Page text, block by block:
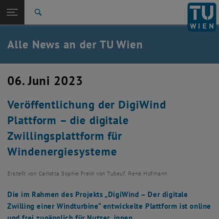
TU Login
Quicklinks
Quicklinks-Menü umschalten
Studium
Karriere
Zurück: Subseiten von TU Wien Startseite auflisten
Zurück zur letzten Ebene:
TU Wien Startseite
Übersicht
Alle News an der TU Wien
06. Juni 2023
Veröffentlichung der DigiWind
Plattform – die digitale
Zwillingsplattform für
Windenergiesysteme
Erstellt von Carlotta Sophie Freiin von Tubeuf, René Hofmann
Die im Rahmen des Projekts „DigiWind – Der digitale
Zwilling einer Windturbine“ entwickelte Plattform ist online